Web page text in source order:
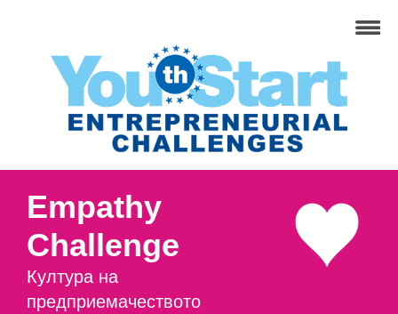
Empathy
Challenge
Култура на
предприемачеството